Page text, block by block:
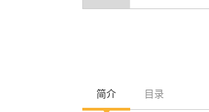
简介 目录